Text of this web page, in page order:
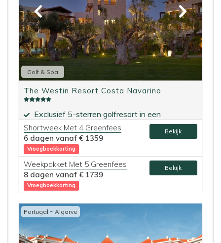
Golf & Spa
The Westin Resort Costa Navarino
Exclusief 5-sterren golfresort in een
natuurlijke omgeving
Grote keus aan toprestaurants
Shortweek Met 4 Greenfees
6 dagen vanaf € 1359
Vroegboekkorting
Bekijk
Weekpakket Met 5 Greenfees
8 dagen vanaf € 1739
Vroegboekkorting
Bekijk
Portugal - Algarve